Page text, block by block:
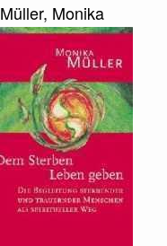
Von
Müller, Monika
Umschlag